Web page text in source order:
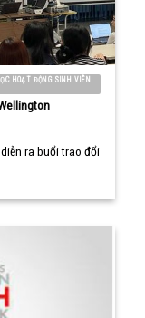
HOẠT ĐỘNG SINH VIÊN
ra buổi trao đổi